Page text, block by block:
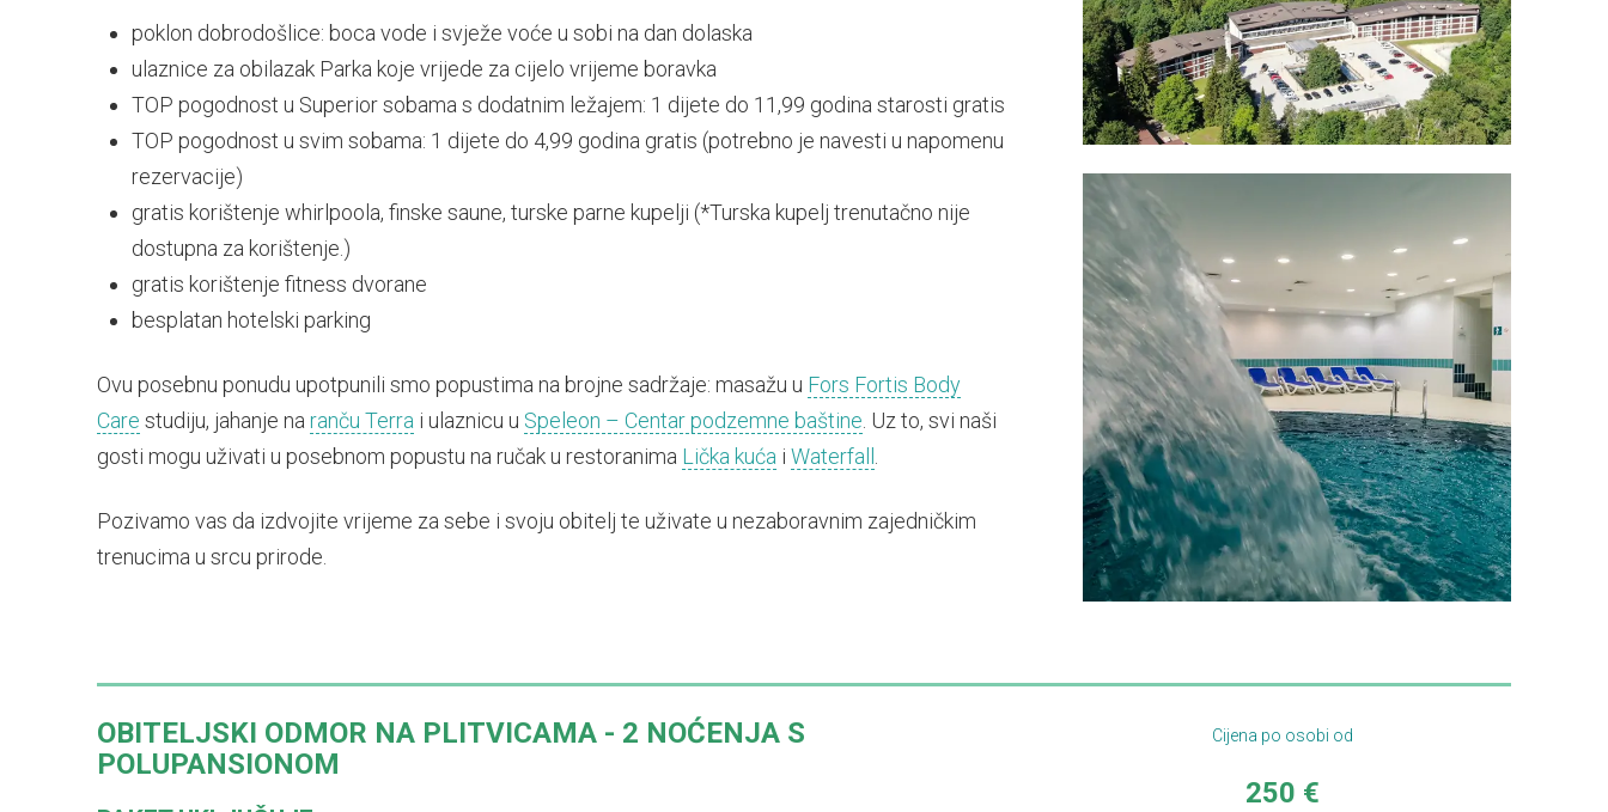
poklon dobrodošlice: boca vode i svježe voće u sobi na dan dolaska
ulaznice za obilazak Parka koje vrijede za cijelo vrijeme boravka
TOP pogodnost u Superior sobama s dodatnim ležajem: 1 dijete do 11,99 godina starosti gratis
TOP pogodnost u svim sobama: 1 dijete do 4,99 godina gratis (potrebno je navesti u napomenu
rezervacije)
gratis korištenje whirlpoola, finske saune, turske parne kupelji (*Turska kupelj trenutačno nije
dostupna za korištenje.)
gratis korištenje fitness dvorane
besplatan hotelski parking
Ovu posebnu ponudu upotpunili smo popustima na brojne sadržaje: masažu u Fors Fortis Body
Care studiju, jahanje na ranču Terra i ulaznicu u Speleon – Centar podzemne baštine . Uz to, svi naši
gosti mogu uživati u posebnom popustu na ručak u restoranima Lička kuća i Waterfall
Pozivamo vas da izdvojite vrijeme za sebe i svoju obitelj te uživate u nezaboravnim zajedničkim
trenucima u srcu prirode.
OBITELJSKI ODMOR NA PLITVICAMA - 2 NOĆENJA S
POLUPANSIONOM
Cijena po osobi od
250 €